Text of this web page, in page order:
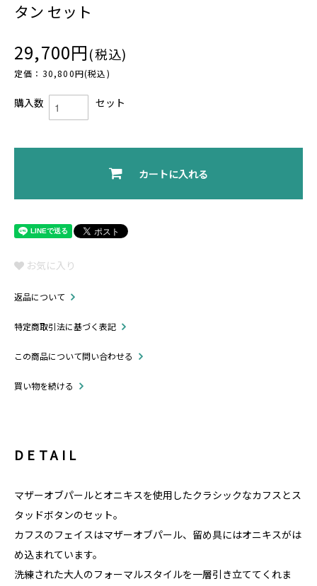
タン セット
29,700円(税込)
定価：30,800円(税込)
購入数 セット
カートに入れる
お気に入り
返品について
特定商取引法に基づく表記
この商品について問い合わせる
買い物を続ける
DETAIL
マザーオブパールとオニキスを使用したクラシックなカフスとス
タッドボタンのセット。
カフスのフェイスはマザーオブパール、留め具にはオニキスがは
め込まれています。
洗練された大人のフォーマルスタイルを一層引き立ててくれま